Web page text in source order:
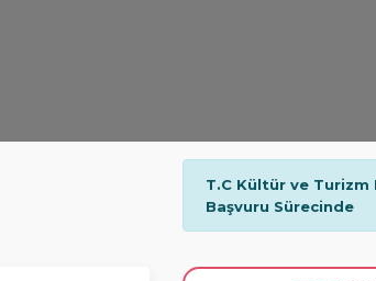
T.C Kültür ve Turizm
Başvuru Sürecinde